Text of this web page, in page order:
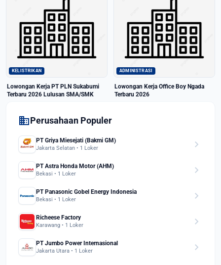
KELISTRIKAN
Lowongan Kerja PT PLN Sukabumi
Terbaru 2026 Lulusan SMA/SMK
ADMINISTRASI
Lowongan Kerja Office Boy Ngada
Terbaru 2026
domainPerusahaan Populer
PT Griya Miesejati (Bakmi GM)
Jakarta Selatan • 1 Loker chevron_right
PT Astra Honda Motor (AHM)
Bekasi • 1 Loker chevron_right
PT Panasonic Gobel Energy Indonesia
Bekasi • 1 Loker chevron_right
Richeese Factory
Karawang • 1 Loker chevron_right
PT Jumbo Power Internasional
Jakarta Utara • 1 Loker chevron_right